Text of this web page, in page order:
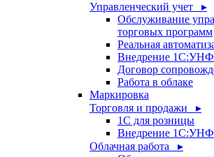
Управленческий учет ▸
Обслуживание
торговых программ
Реальная
Внедрение 1С:УНФ
Договор
Работа в облаке
Маркировка
Торговля и продажи ▸
1С для розницы
Внедрение 1С:УНФ
Облачная работа ▸